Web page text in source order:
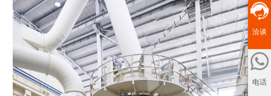
洽谈
电话